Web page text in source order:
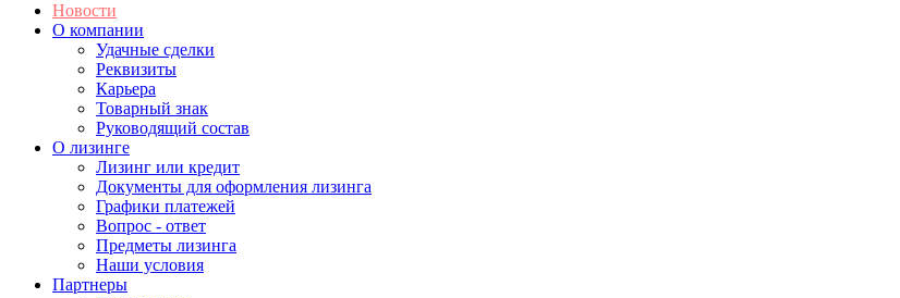
Новости
О компании
Удачные сделки
Реквизиты
Карьера
Товарный знак
Руководящий состав
О лизинге
Лизинг или кредит
Документы для оформления лизинга
Графики платежей
Вопрос - ответ
Предметы лизинга
Наши условия
Партнеры